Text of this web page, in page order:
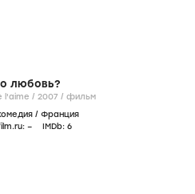
любовь?
Je crois que je l'aime / 2007 / фильм
/ Франция
– IMDb: 6